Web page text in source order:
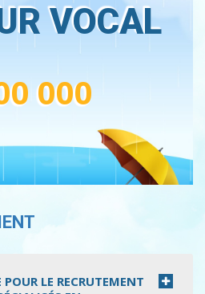
VOCAL
000
LE RECRUTEMENT